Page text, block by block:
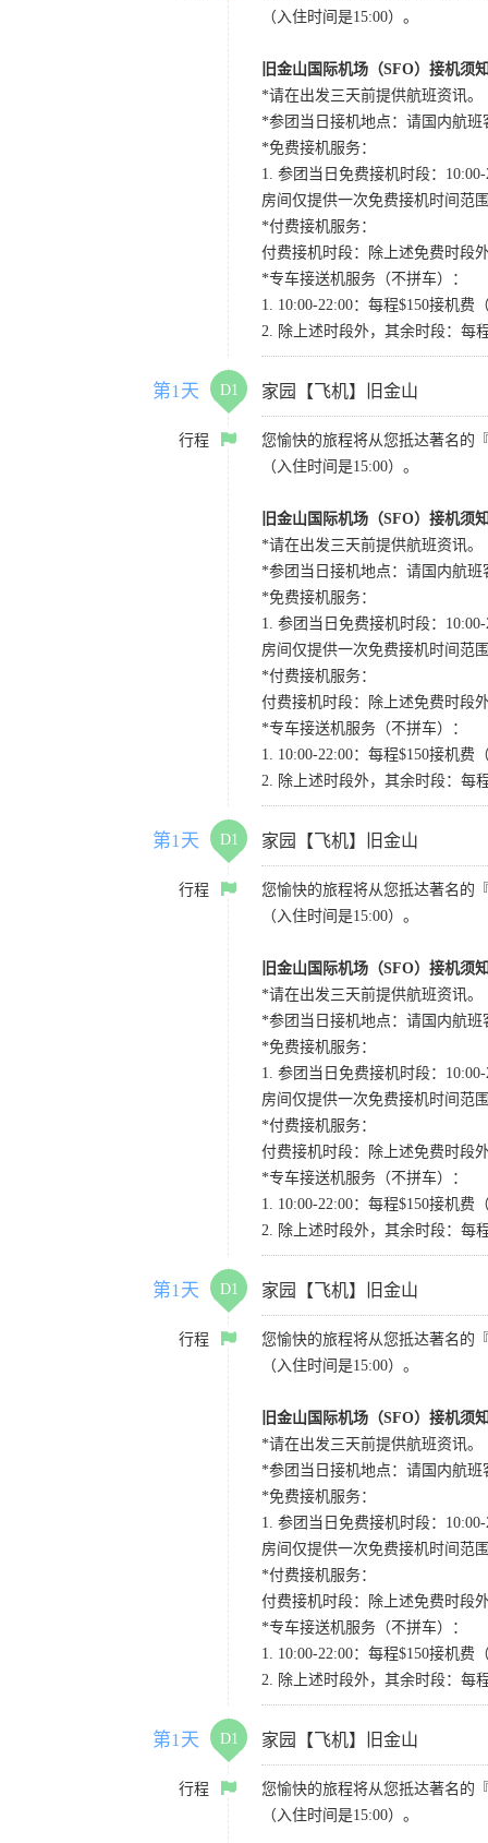
（入住时间是15:00）。
旧金山国际机场（SFO）接机须
*请在出发三天前提供航班资讯。
*参团当日接机地点：请国内航班
*免费接机服务：
1. 参团当日免费接机时段：
房间仅提供一次免费接机时间范
*付费接机服务：
付费接机时段：除上述免费时段
*专车接送机服务（不拼车）：
1. 10:00-22:00：每程$150接机
2. 除上述时段外，其余时段：每
第1天 D1 家园【飞机】旧金山
行程
您愉快的旅程将从您抵达著名的
（入住时间是15:00）。
旧金山国际机场（SFO）接机须
*请在出发三天前提供航班资讯。
*参团当日接机地点：请国内航班
*免费接机服务：
1. 参团当日免费接机时段：
房间仅提供一次免费接机时间范
*付费接机服务：
付费接机时段：除上述免费时段
*专车接送机服务（不拼车）：
1. 10:00-22:00：每程$150接机
2. 除上述时段外，其余时段：每
第1天 D1 家园【飞机】旧金山
行程
您愉快的旅程将从您抵达著名的
（入住时间是15:00）。
旧金山国际机场（SFO）接机须
*请在出发三天前提供航班资讯。
*参团当日接机地点：请国内航班
*免费接机服务：
1. 参团当日免费接机时段：
房间仅提供一次免费接机时间范
*付费接机服务：
付费接机时段：除上述免费时段
*专车接送机服务（不拼车）：
1. 10:00-22:00：每程$150接机
2. 除上述时段外，其余时段：每
第1天 D1 家园【飞机】旧金山
行程
您愉快的旅程将从您抵达著名的
（入住时间是15:00）。
旧金山国际机场（SFO）接机须
*请在出发三天前提供航班资讯。
*参团当日接机地点：请国内航班
*免费接机服务：
1. 参团当日免费接机时段：
房间仅提供一次免费接机时间范
*付费接机服务：
付费接机时段：除上述免费时段
*专车接送机服务（不拼车）：
1. 10:00-22:00：每程$150接机
2. 除上述时段外，其余时段：每
第1天 D1 家园【飞机】旧金山
行程
您愉快的旅程将从您抵达著名的
（入住时间是15:00）。